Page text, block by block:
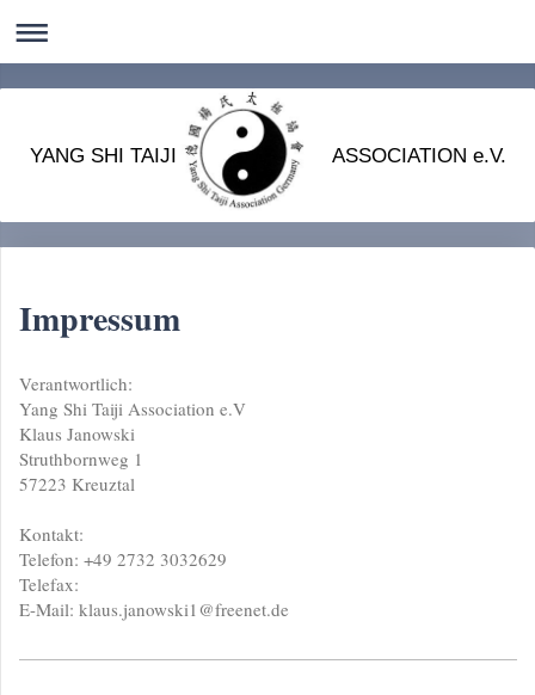
YANG SHI TAIJI ASSOCIATION e.V.
Impressum
Verantwortlich:
Yang Shi Taiji Association e.V
Klaus Janowski
Struthbornweg 1
57223 Kreuztal
Kontakt:
Telefon: +49 2732 3032629
Telefax:
E-Mail: klaus.janowski1@freenet.de